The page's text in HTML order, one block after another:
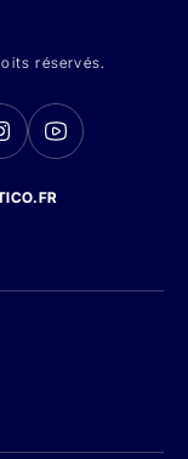
réservés.